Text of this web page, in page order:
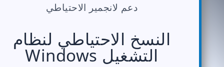
دعم لانجمير الاحتياطي
النسخ الاحتياطي لنظام
التشغيل Windows